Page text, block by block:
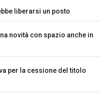
liberarsi un posto
novità con spazio anche in
per la cessione del titolo